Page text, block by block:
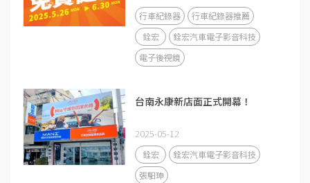
行車紀錄器
行車紀錄器推薦
銓宏
銓宏汽車電子影音科技
電子後視鏡
台南永康新店面正式開幕！
2025-05-12
銓宏
銓宏汽車電子影音科技
張馹珅